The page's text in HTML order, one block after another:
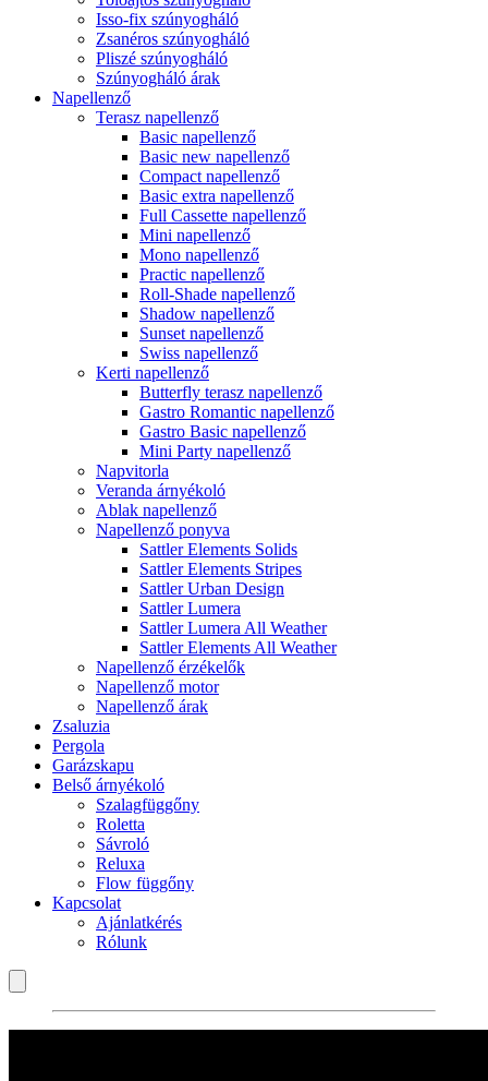
Isso-fix szúnyogháló
Zsanéros szúnyogháló
Pliszé szúnyogháló
Szúnyogháló árak
Napellenző
Terasz napellenző
Basic napellenző
Basic new napellenző
Compact napellenző
Basic extra napellenző
Full Cassette napellenző
Mini napellenző
Mono napellenző
Practic napellenző
Roll-Shade napellenző
Shadow napellenző
Sunset napellenző
Swiss napellenző
Kerti napellenző
Butterfly terasz napellenző
Gastro Romantic napellenző
Gastro Basic napellenző
Mini Party napellenző
Napvitorla
Veranda árnyékoló
Ablak napellenző
Napellenző ponyva
Sattler Elements Solids
Sattler Elements Stripes
Sattler Urban Design
Sattler Lumera
Sattler Lumera All Weather
Sattler Elements All Weather
Napellenző érzékelők
Napellenző motor
Napellenző árak
Zsaluzia
Pergola
Garázskapu
Belső árnyékoló
Szalagfüggőny
Roletta
Sávroló
Reluxa
Flow függőny
Kapcsolat
Ajánlatkérés
Rólunk